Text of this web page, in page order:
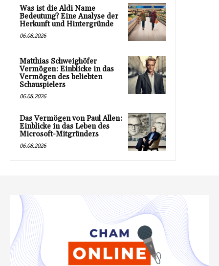
Was ist die Aldi Name
Bedeutung? Eine Analyse der
Herkunft und Hintergründe
06.08.2026
Matthias Schweighöfer
Vermögen: Einblicke in das
Vermögen des beliebten
Schauspielers
06.08.2026
Das Vermögen von Paul Allen:
Einblicke in das Leben des
Microsoft-Mitgründers
06.08.2026